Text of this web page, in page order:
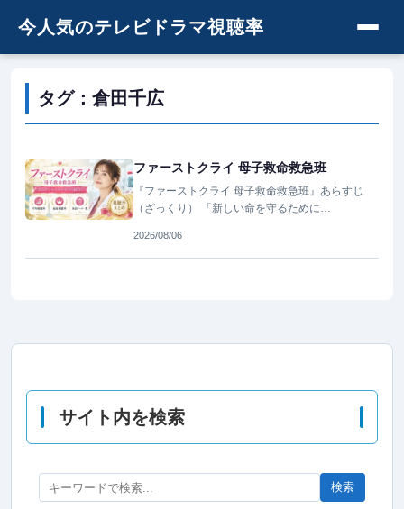
今人気のテレビドラマ視聴率
タグ：倉田千広
ファーストクライ 母子救命救急班
『ファーストクライ 母子救命救急班』あらすじ
（ざっくり） 「新しい命を守るために…
2026/08/06
サイト内を検索
検索